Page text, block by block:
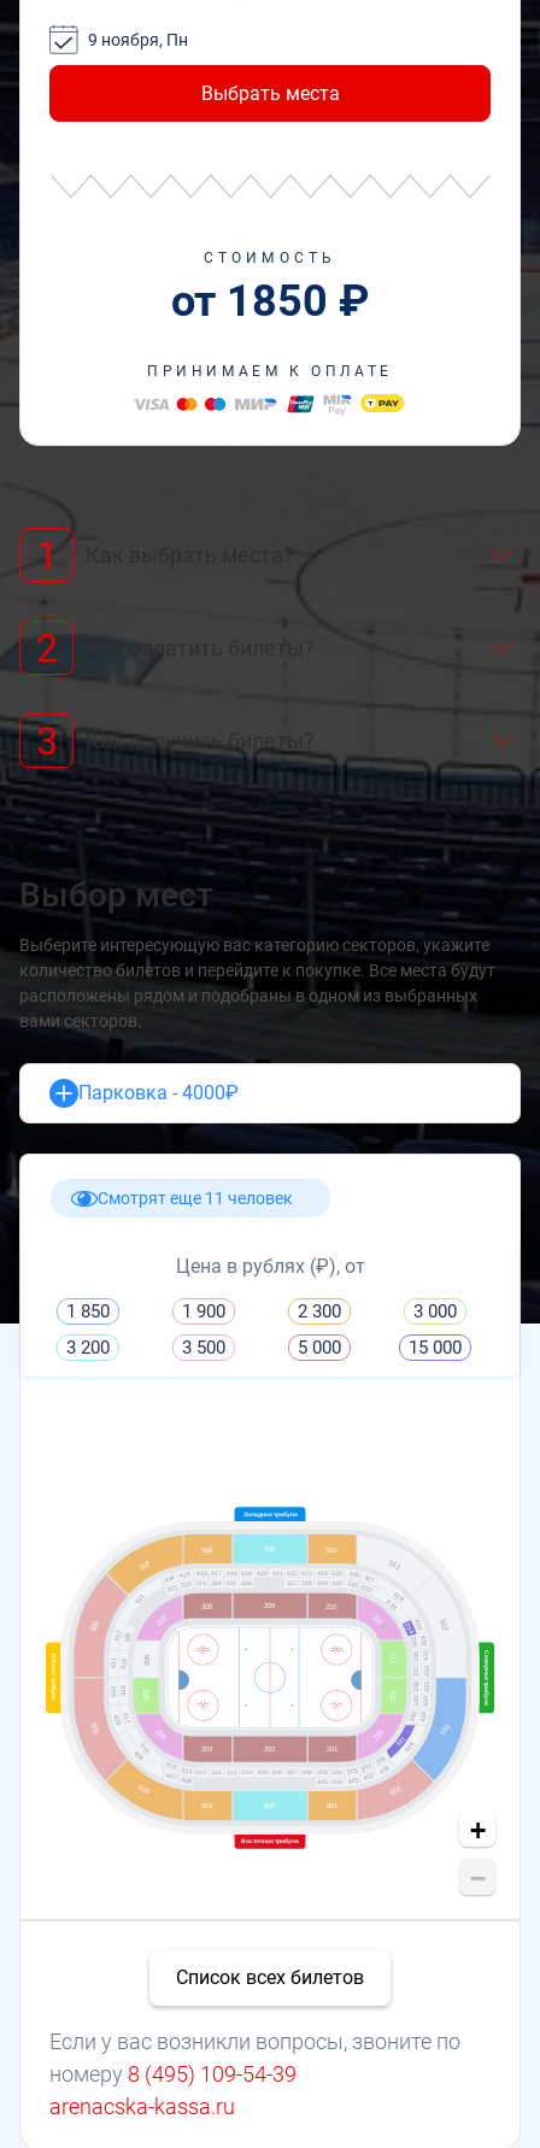
Выбрать места
9 ноября, Пн
СТОИМОСТЬ
от 1850 ₽
ПРИНИМАЕМ К ОПЛАТЕ
1
2 Как оплатить билеты?
3 Как получить билеты?
Выбор мест
Выберите интересующую вас категорию секторов, укажите
количество билетов и перейдите к покупке. Все места будут
расположены рядом и подобраны в одном из выбранных
вами секторов.
Парковка - 4000₽
Смотрят еще 11 человек
Цена в рублях (₽), от
1 850 1 900 2 300
3 000
3 200
3 500 5 000 15 000
Южная трибуна Северная трибуна
Западная трибуна
Восточная трибуна
301
302
303
304
305
306
307
308
309
310
311
312
313
314
315
316
317
318
319
320
321 322 323 324 325 326 327 328 329 330 331 332
333
334
335
336
337
338
339
340
341
401
402
403
404
405
406
407
408
409
410
411
412
413
414 415 416 417 418 419 420 421 422 423 424 425 426 427
428
429
430
431
432
433
434
435
436
201
202
203
204
205
206
207
208 209 210
211
212
213
214
501
502
503
504
505
506
507
508 509 510
511
512
513
514
+
−
arenacska-kassa.ru
Если у вас возникли вопросы, звоните по
номеру 8 (495) 109-54-39
Список всех билетов